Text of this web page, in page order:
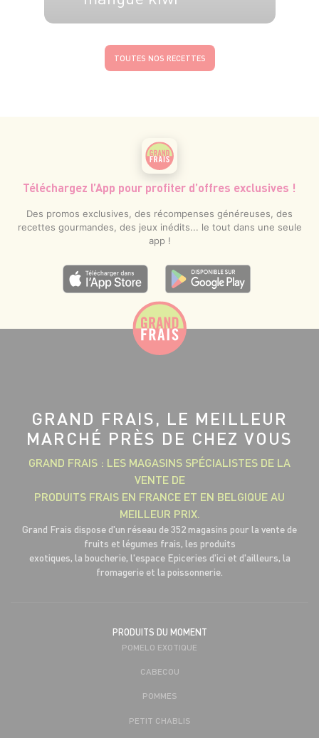
TOUTES NOS RECETTES
Téléchargez l’App pour profiter d’offres exclusives !
Des promos exclusives, des récompenses généreuses, des
recettes gourmandes, des jeux inédits... le tout dans une seule
app !
GRAND FRAIS, LE MEILLEUR
MARCHÉ PRÈS DE CHEZ VOUS
GRAND FRAIS : LES MAGASINS SPÉCIALISTES DE LA
VENTE DE
PRODUITS FRAIS EN FRANCE ET EN BELGIQUE AU
MEILLEUR PRIX.
Grand Frais dispose d'un réseau de 352 magasins pour la vente de
fruits et légumes frais, les produits
exotiques, la boucherie, l'espace Epiceries d'ici et d'ailleurs, la
fromagerie et la poissonnerie.
PRODUITS DU MOMENT
POMELO EXOTIQUE
CABECOU
POMMES
PETIT CHABLIS